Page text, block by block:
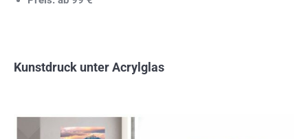
Kunstdruck unter Acrylglas